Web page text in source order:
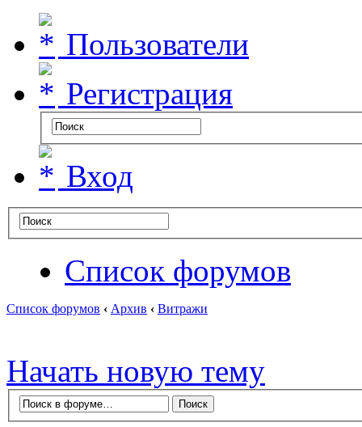
Пользователи
Регистрация
Вход
Список форумов
Список форумов ‹ Архив ‹ Витражи
Начать новую тему